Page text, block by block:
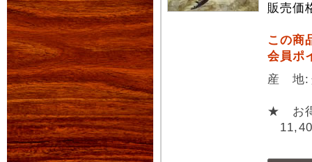
販売価
この商
会員ポ
産 地:
★ お